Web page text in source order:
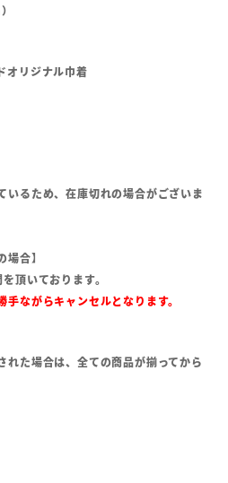
オリジナル巾着
いるため、在庫切れの場合がございま
場合】
頂いております。
手ながらキャンセルとなります。
れた場合は、全ての商品が揃ってから